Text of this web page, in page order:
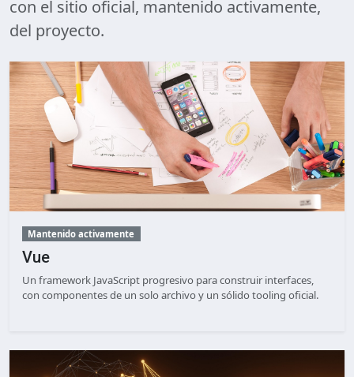
con el sitio oficial, mantenido activamente,
del proyecto.
Mantenido activamente
Vue
Un framework JavaScript progresivo para construir interfaces,
con componentes de un solo archivo y un sólido tooling oficial.